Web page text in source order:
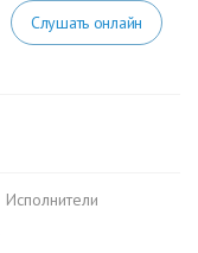
Слушать онлайн
Исполнители